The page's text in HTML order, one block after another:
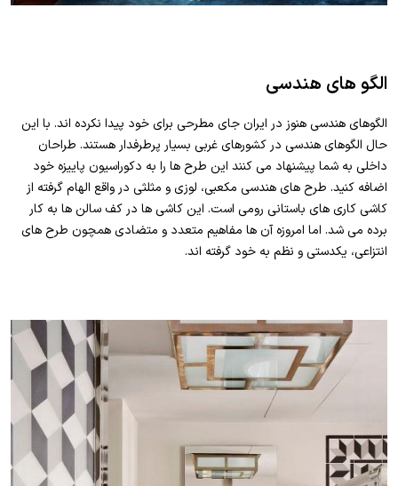
الگو های هندسی
الگوهای هندسی هنوز در ایران جای مطرحی برای خود پیدا نکرده اند. با این
حال الگوهای هندسی در کشورهای غربی بسیار پرطرفدار هستند. طراحان
داخلی به شما پیشنهاد می کنند این طرح ها را به دکوراسیون پاییزه خود
اضافه کنید. طرح های هندسی مکعبی، لوزی و مثلثی در واقع الهام گرفته از
کاشی کاری های باستانی رومی است. این کاشی ها در کف سالن ها به کار
برده می شد. اما امروزه آن ها مفاهیم متعدد و متضادی همچون طرح های
انتزاعی، یکدستی و نظم به خود گرفته اند.